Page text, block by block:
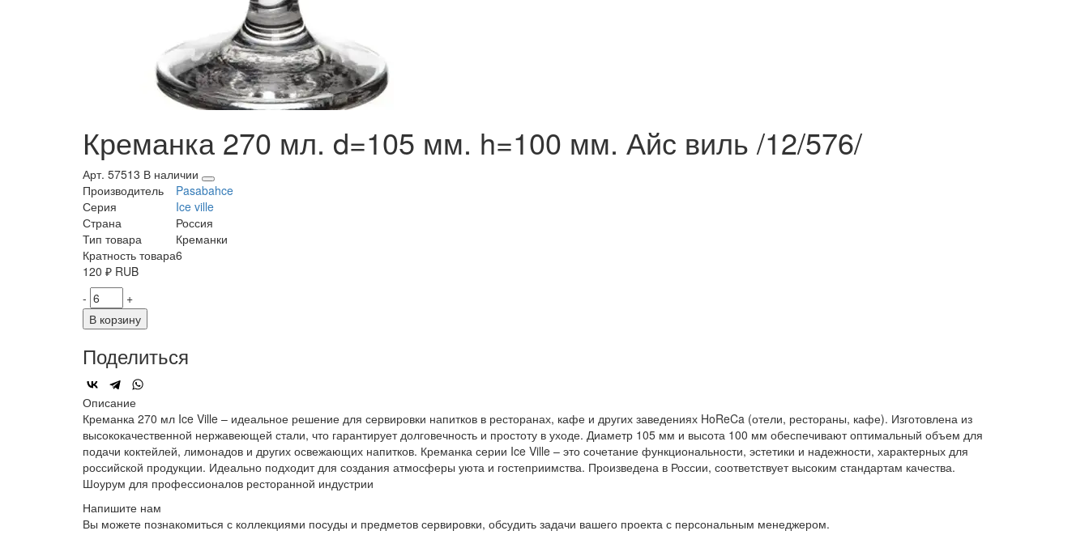
Креманка 270 мл. d=105 мм. h=100 мм. Айс виль /12/576/
Арт. 57513 В наличии
Производитель
Pasabahce
Серия
Ice ville
Страна
Россия
Тип товара
Креманки
Кратность товара6
120 ₽ RUB
-
+
В корзину
Поделиться
Описание
Креманка 270 мл Ice Ville – идеальное решение для сервировки напитков в ресторанах, кафе и других заведениях HoReCa (отели, рестораны, кафе). Изготовлена из
высококачественной нержавеющей стали, что гарантирует долговечность и простоту в уходе. Диаметр 105 мм и высота 100 мм обеспечивают оптимальный объем для
подачи коктейлей, лимонадов и других освежающих напитков. Креманка серии Ice Ville – это сочетание функциональности, эстетики и надежности, характерных для
российской продукции. Идеально подходит для создания атмосферы уюта и гостеприимства. Произведена в России, соответствует высоким стандартам качества.
Шоурум для профессионалов ресторанной индустрии
Напишите нам
Вы можете познакомиться с коллекциями посуды и предметов сервировки, обсудить задачи вашего проекта с персональным менеджером.